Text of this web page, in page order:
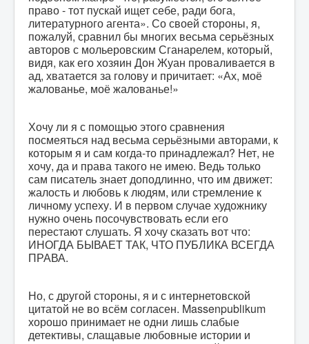
право - тот пускай ищет себе, ради бога,
литературного агента». Со своей стороны, я,
пожалуй, сравнил бы многих весьма серьёзных
авторов с мольеровским Сганарелем, который,
видя, как его хозяин Дон Жуан проваливается в
ад, хватается за голову и причитает: «Ах, моё
жалованье, моё жалованье!»
Хочу ли я с помощью этого сравнения
посмеяться над весьма серьёзными авторами, к
которым я и сам когда-то принадлежал? Нет, не
хочу, да и права такого не имею. Ведь только
сам писатель знает доподлинно, что им движет:
жалость и любовь к людям, или стремление к
личному успеху. И в первом случае художнику
нужно очень посочувствовать если его
перестают слушать. Я хочу сказать вот что:
ИНОГДА БЫВАЕТ ТАК, ЧТО ПУБЛИКА ВСЕГДА
ПРАВА.
Но, с другой стороны, я и с интернетовской
цитатой не во всём согласен. Massenpublikum
хорошо принимает не одни лишь слабые
детективы, слащавые любовные истории и